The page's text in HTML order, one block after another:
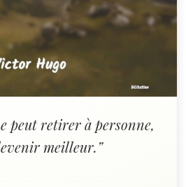
peut retirer à personne,
meilleur.”